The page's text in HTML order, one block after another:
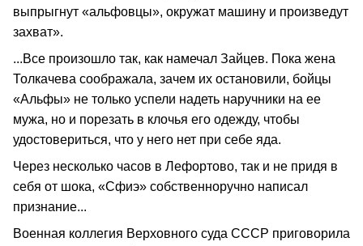
выпрыгнут «альфовцы», окружат машину и произведут
захват».
...Все произошло так, как намечал Зайцев. Пока жена
Толкачева соображала, зачем их остановили, бойцы
«Альфы» не только успели надеть наручники на ее
мужа, но и порезать в клочья его одежду, чтобы
удостовериться, что у него нет при себе яда.
Через несколько часов в Лефортово, так и не придя в
себя от шока, «Сфиэ» собственноручно написал
признание...
Военная коллегия Верховного суда СССР приговорила